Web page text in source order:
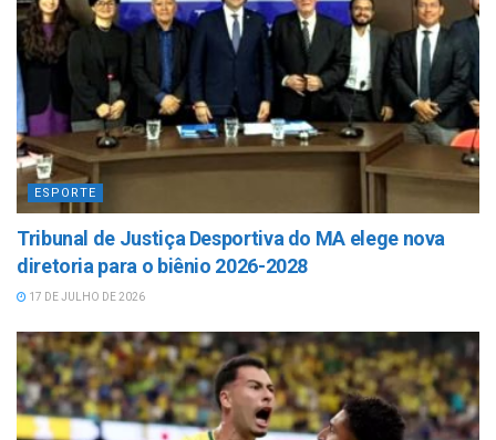
ESPORTE
Tribunal de Justiça Desportiva do MA elege nova
diretoria para o biênio 2026-2028
17 DE JULHO DE 2026